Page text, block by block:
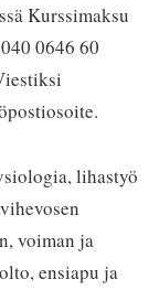
Kurssimaksu
0646 60
lihastyö
voiman ja
ensiapu ja